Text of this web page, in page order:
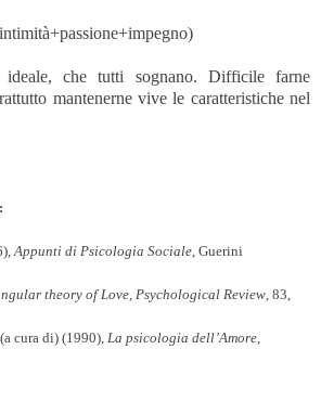
che tutti sognano. Difficile farne
mantenerne vive le caratteristiche nel
Appunti di Psicologia Sociale , Guerini
theory of Love, Psychological Review , 83,
cura di) (1990), La psicologia dell’Amore